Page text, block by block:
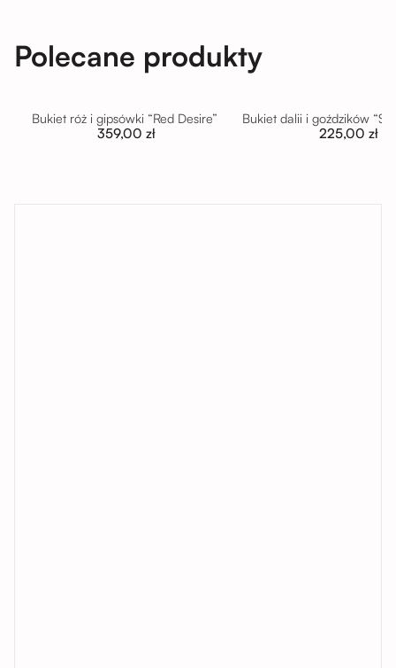
Polecane produkty
Bukiet róż i gipsówki “Red Desire”
359,00 zł
Bukiet dalii i goździków
225,00 zł